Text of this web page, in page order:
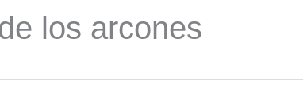
los arcones